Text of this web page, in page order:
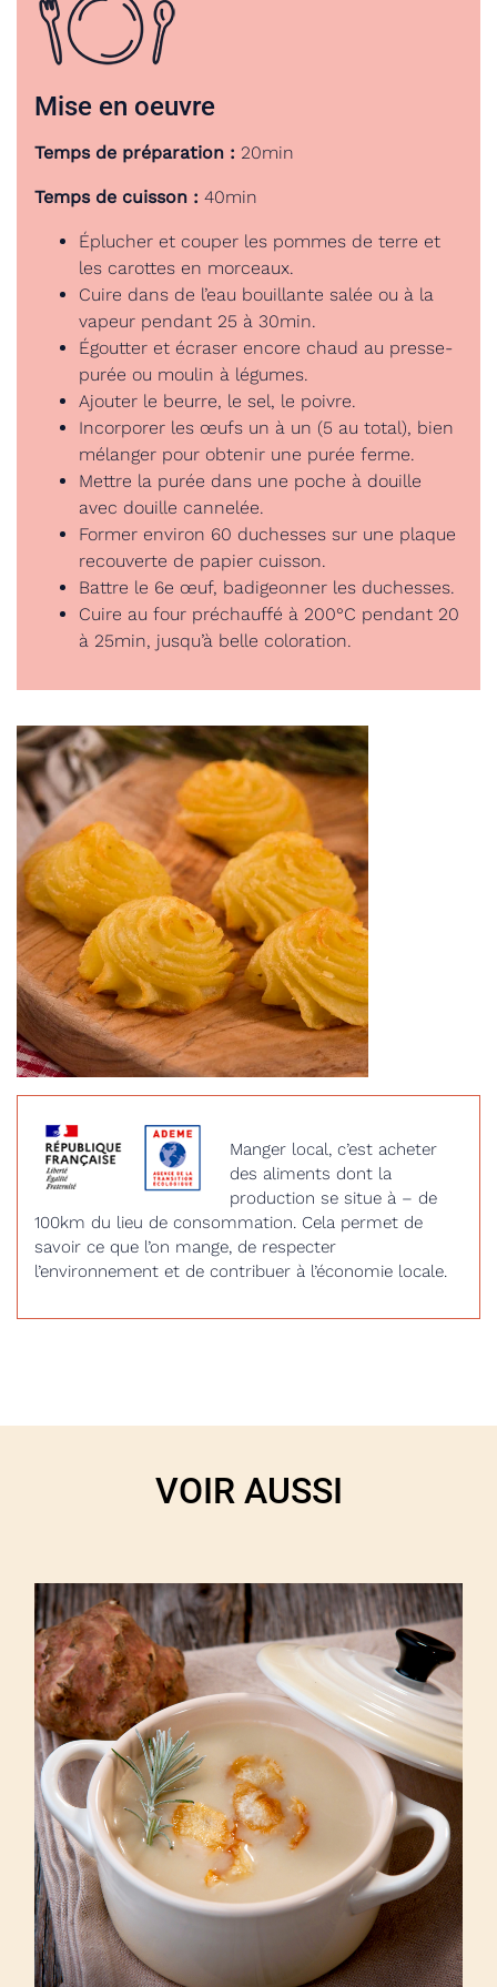
Mise en oeuvre
Temps de préparation : 20min
Temps de cuisson : 40min
Éplucher et couper les pommes de terre et
les carottes en morceaux.
Cuire dans de l’eau bouillante salée ou à la
vapeur pendant 25 à 30min.
Égoutter et écraser encore chaud au presse-
purée ou moulin à légumes.
Ajouter le beurre, le sel, le poivre.
Incorporer les œufs un à un (5 au total), bien
mélanger pour obtenir une purée ferme.
Mettre la purée dans une poche à douille
avec douille cannelée.
Former environ 60 duchesses sur une plaque
recouverte de papier cuisson.
Battre le 6e œuf, badigeonner les duchesses.
Cuire au four préchauffé à 200°C pendant 20
à 25min, jusqu’à belle coloration.
Manger local, c’est acheter
des aliments dont la
production se situe à – de
100km du lieu de consommation. Cela permet de
savoir ce que l’on mange, de respecter
l’environnement et de contribuer à l’économie locale.
VOIR AUSSI